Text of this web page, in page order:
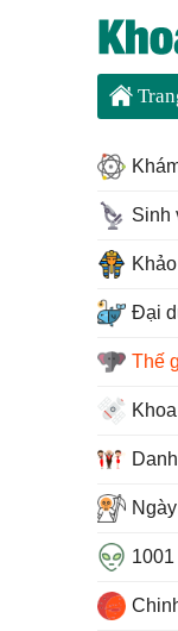
Sinh
Đại
Thế